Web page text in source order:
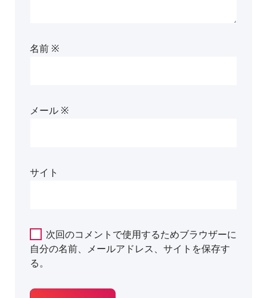
名前 ※
メール ※
サイト
次回のコメントで使用するためブラウザーに
自分の名前、メールアドレス、サイトを保存す
る。